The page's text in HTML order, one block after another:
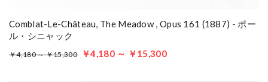
Comblat-Le-Château, The Meadow , Opus 161 (1887) - ポー
ル・シニャック
￥4,180 ～ ￥15,300 ￥4,180 ～ ￥15,300